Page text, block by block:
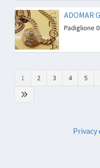
ADOMAR
Padiglione
1 2 3 4 5
Privacy